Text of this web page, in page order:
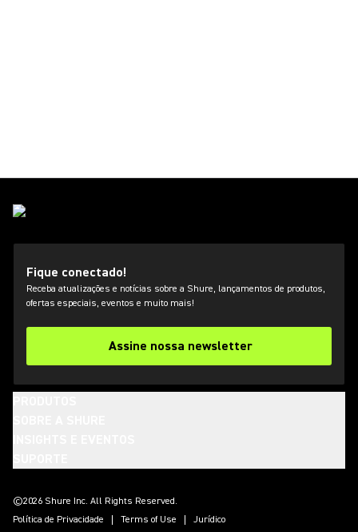
Fique conectado!
Receba atualizações e notícias sobre a Shure, lançamentos de produtos,
ofertas especiais, eventos e muito mais!
Assine nossa newsletter
©2026 Shure Inc. All Rights Reserved.
Política de Privacidade
Terms of Use Jurídico